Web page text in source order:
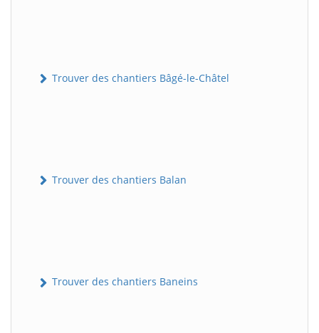
Trouver des chantiers Bâgé-le-Châtel
Trouver des chantiers Balan
Trouver des chantiers Baneins